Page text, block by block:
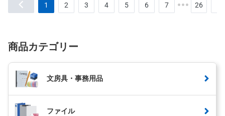
1 2 3 4 5 6 7 26
商品カテゴリー
文房具・事務用品
ファイル